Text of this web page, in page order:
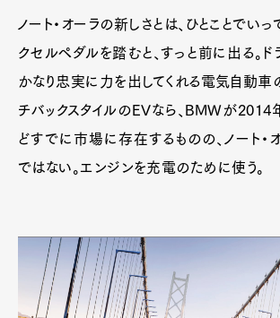
ノート・オーラの新しさとは、ひとことでいっ
クセルペダルを踏むと、すっと前に出る。
かなり忠実に力を出してくれる電気自動車
チバックスタイルのEVなら、BMWが
どすでに市場に存在するものの、ノート・
ではない。エンジンを充電のために使う。